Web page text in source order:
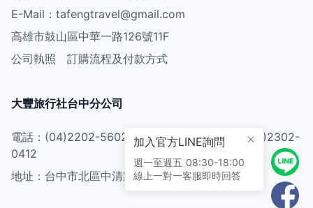
E-Mail：tafengtravel@gmail.com
高雄市鼓山區中華一路126號11F
公司執照
訂購流程及付款方式
大豐旅行社台中分公司
電話：(04)2202-5602 2202-5603 傳真：(04)2302-
0412
地址：台中市北區中清路一段89號3樓321室
加入官方LINE詢問
週一至週五 08:30-18:00
線上一對一客服即時回答